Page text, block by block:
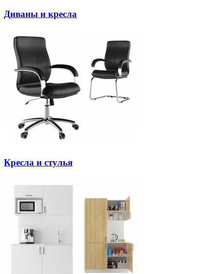
Диваны и кресла
Кресла и стулья